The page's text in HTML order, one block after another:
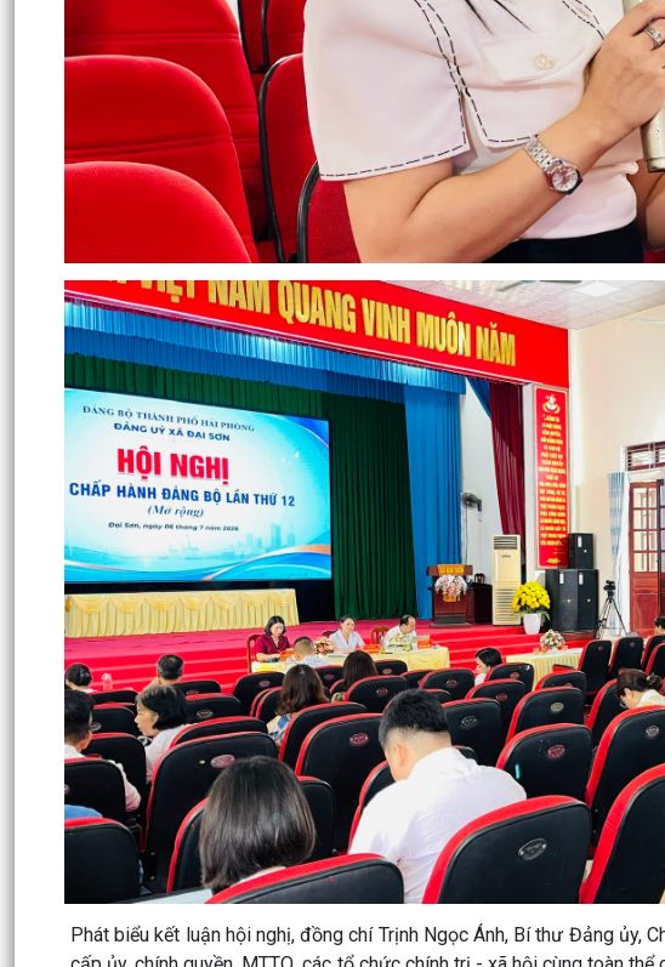
Phát biểu kết luận hội nghị, đồng chí Trịnh Ngọc Ánh, Bí thư Đảng ủy,